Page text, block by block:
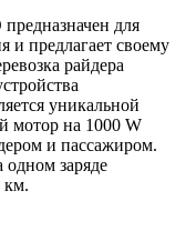
для
и предлагает своему
райдера
уникальной
мотор на 1000 W
и пассажиром.
одном заряде
км.